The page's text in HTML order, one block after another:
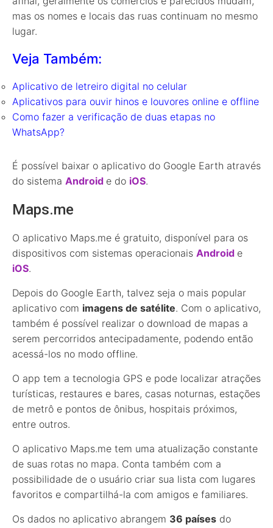
mas os nomes e locais das ruas continuam no mesmo
lugar.
Veja Também:
Aplicativo de letreiro digital no celular
Aplicativos para ouvir hinos e louvores online e offline
Como fazer a verificação de duas etapas no
WhatsApp?
É possível baixar o aplicativo do Google Earth através
do sistema Android e do iOS.
Maps.me
O aplicativo Maps.me é gratuito, disponível para os
dispositivos com sistemas operacionais Android e
iOS.
Depois do Google Earth, talvez seja o mais popular
aplicativo com imagens de satélite. Com o aplicativo,
também é possível realizar o download de mapas a
serem percorridos antecipadamente, podendo então
acessá-los no modo offline.
O app tem a tecnologia GPS e pode localizar atrações
turísticas, restaures e bares, casas noturnas, estações
de metrô e pontos de ônibus, hospitais próximos,
entre outros.
O aplicativo Maps.me tem uma atualização constante
de suas rotas no mapa. Conta também com a
possibilidade de o usuário criar sua lista com lugares
favoritos e compartilhá-la com amigos e familiares.
Os dados no aplicativo abrangem 36 países do